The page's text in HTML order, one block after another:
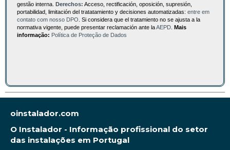
gestão interna. Derechos: Acceso, rectificación, oposición, supresión,
portabilidad, limitación del tratatamiento y decisiones automatizadas: entre em
contato com nosso DPO . Si considera que el tratamiento no se ajusta a la
normativa vigente, puede presentar reclamación ante laAEPD Mais
informação: Política de Proteção de Dados
oinstalador.com
O Instalador - Informação profissional do setor
das instalações em Portugal